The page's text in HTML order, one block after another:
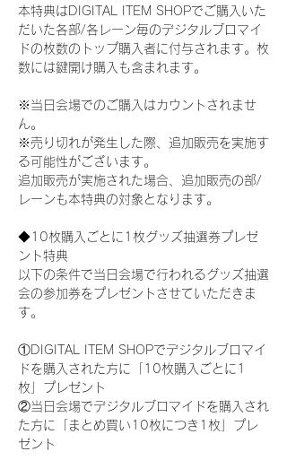
本特典はDIGITAL ITEM SHOPでご購入いた
だいた各部/各レーン毎のデジタルブロマイ
ドの枚数のトップ購入者に付与されます。枚
数には鍵開け購入も含まれます。
※当日会場でのご購入はカウントされませ
ん。
※売り切れが発生した際、追加販売を実施す
る可能性がございます。
追加販売が実施された場合、追加販売の部/
レーンも本特典の対象となります。
◆10枚購入ごとに1枚グッズ抽選券プレゼ
ント特典
以下の条件で当日会場で行われるグッズ抽選
会の参加券をプレゼントさせていただきま
す。
①DIGITAL ITEM SHOPでデジタルブロマイ
ドを購入された方に「10枚購入ごとに1
枚」プレゼント
②当日会場でデジタルブロマイドを購入され
た方に「まとめ買い10枚につき1枚」プレ
ゼント